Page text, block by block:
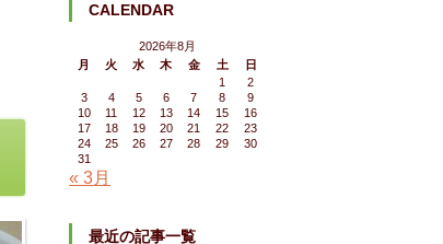
CALENDAR
2026年8月
月
火 水 木 金 土
日
1
2
3
4 5 6 7 8
9
10
11 12 13 14 15
16
17
18 19 20 21 22
23
24
25 26 27 28 29
30
31
« 3月
最近の記事一覧